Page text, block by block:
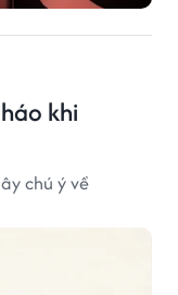
khi
chú ý về